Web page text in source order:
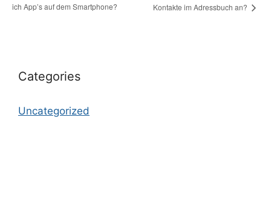
ich App’s auf dem Smartphone?
Kontakte im Adressbuch an?
Categories
Uncategorized